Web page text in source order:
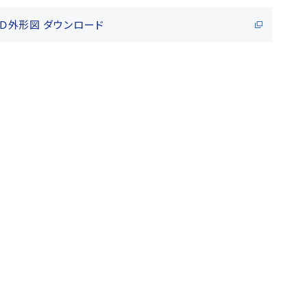
外形図 ダウンロード